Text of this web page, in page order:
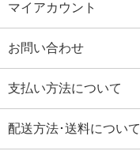
マイアカウント
お問い合わせ
支払い方法について
配送方法･送料について